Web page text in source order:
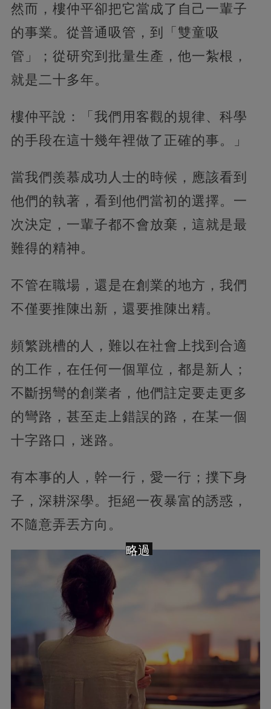
然而，樓仲平卻把它當成了自己一輩子
的事業。從普通吸管，到「雙童吸
管」；從研究到批量生產，他一紮根，
就是二十多年。
樓仲平說：「我們用客觀的規律、科學
的手段在這十幾年裡做了正確的事。」
當我們羨慕成功人士的時候，應該看到
他們的執著，看到他們當初的選擇。一
次決定，一輩子都不會放棄，這就是最
難得的精神。
不管在職場，還是在創業的地方，我們
不僅要推陳出新，還要推陳出精。
頻繁跳槽的人，難以在社會上找到合適
的工作，在任何一個單位，都是新人；
不斷拐彎的創業者，他們註定要走更多
的彎路，甚至走上錯誤的路，在某一個
十字路口，迷路。
有本事的人，幹一行，愛一行；撲下身
子，深耕深學。拒絕一夜暴富的誘惑，
不隨意弄丟方向。
略過